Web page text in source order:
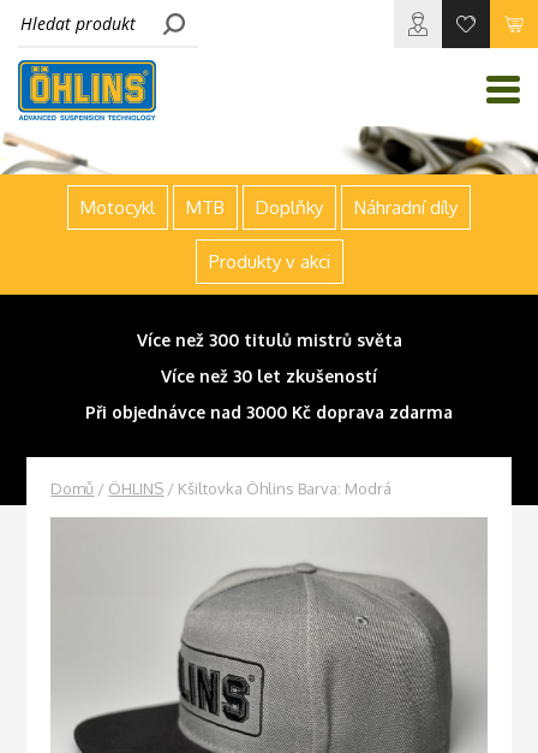
Motocykl MTB Doplňky Náhradní díly
Produkty v akci
Více než 300 titulů mistrů světa
Více než 30 let zkušeností
Při objednávce nad 3000 Kč doprava zdarma
Domů / ÖHLINS / Kšiltovka Öhlins Barva: Modrá